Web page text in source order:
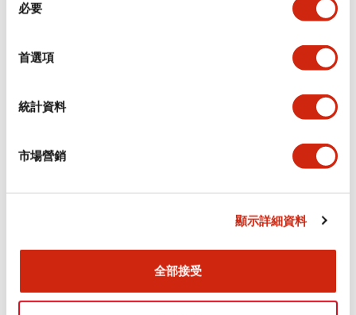
必要
首選項
統計資料
市場營銷
顯示詳細資料
全部接受
安裝和安裝規範
認證與標準